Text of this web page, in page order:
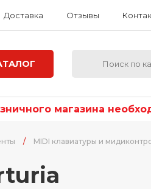
Доставка Отзывы
магазина
/ MIDI клавиатуры и